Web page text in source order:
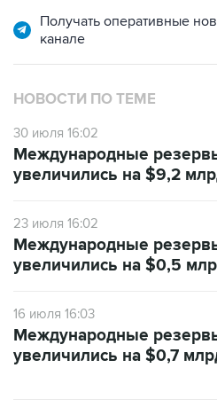
Получать оперативные
канале
НОВОСТИ ПО ТЕМЕ
30 июля 16:02
Международные
увеличились на $9,2
23 июля 16:02
Международные
увеличились на $0,5
16 июля 16:03
Международные
увеличились на $0,7